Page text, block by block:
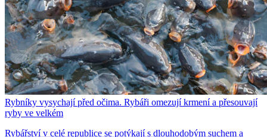
Rybníky vysychají před očima. Rybáři omezují krmení a přesouvají
ryby ve velkém
Rybářství v celé republice se potýkají s dlouhodobým suchem a